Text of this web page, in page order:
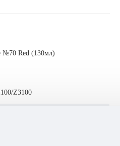
№70 Red (130мл)
Z3100